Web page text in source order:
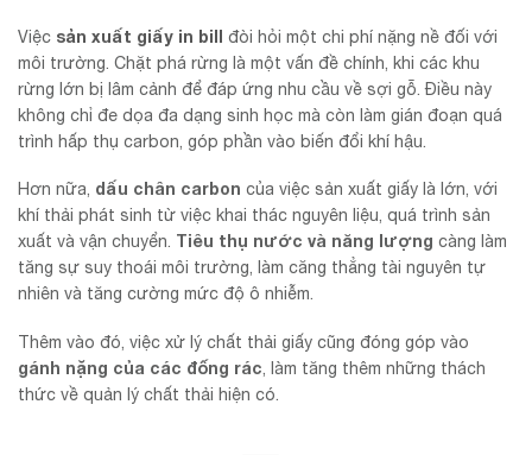
Việc sản xuất giấy in bill đòi hỏi một chi phí nặng nề đối với
môi trường. Chặt phá rừng là một vấn đề chính, khi các khu
rừng lớn bị lâm cảnh để đáp ứng nhu cầu về sợi gỗ. Điều này
không chỉ đe dọa đa dạng sinh học mà còn làm gián đoạn quá
trình hấp thụ carbon, góp phần vào biến đổi khí hậu.
Hơn nữa, dấu chân carbon của việc sản xuất giấy là lớn, với
khí thải phát sinh từ việc khai thác nguyên liệu, quá trình sản
xuất và vận chuyển. Tiêu thụ nước và năng lượng càng làm
tăng sự suy thoái môi trường, làm căng thẳng tài nguyên tự
nhiên và tăng cường mức độ ô nhiễm.
Thêm vào đó, việc xử lý chất thải giấy cũng đóng góp vào
gánh nặng của các đống rác , làm tăng thêm những thách
thức về quản lý chất thải hiện có.